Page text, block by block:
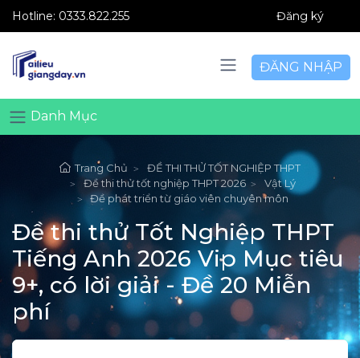
Hotline: 0333.822.255 Đăng ký
ĐĂNG NHẬP
Danh Mục
Trang Chủ
ĐỀ THI THỬ TỐT NGHIỆP THPT
Đề thi thử tốt nghiệp THPT 2026
Vật Lý
Đề phát triển từ giáo viên chuyên môn
Đề thi thử Tốt Nghiệp THPT
Tiếng Anh 2026 Vip Mục tiêu
9+, có lời giải - Đề 20 Miễn
phí